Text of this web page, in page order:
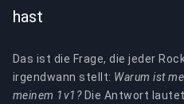
hast
Das ist die Frage, die jeder
irgendwann stellt: Warum ist
meinem 1v1?Die Antwort